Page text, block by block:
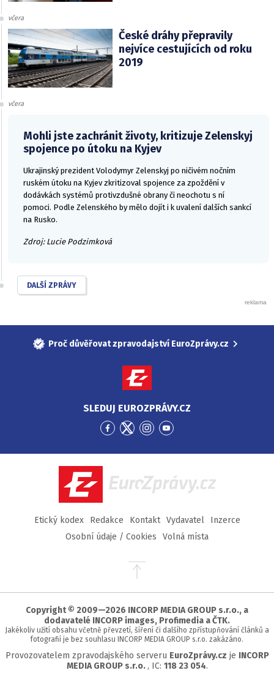
včera
České dráhy přepravily
nejvíce cestujících od roku
2019
včera
Mohli jste zachránit životy, kritizuje Zelenskyj
spojence po útoku na Kyjev
Ukrajinský prezident Volodymyr Zelenskyj po ničivém nočním
ruském útoku na Kyjev zkritizoval spojence za zpoždění v
dodávkách systémů protivzdušné obrany či neochotu s ní
pomoci. Podle Zelenského by mělo dojít i k uvalení dalších sankcí
na Rusko.
Zdroj: Lucie Podzimková
DALŠÍ ZPRÁVY
Proč důvěřovat zpravodajství EuroZprávy.cz
SLEDUJ EUROZPRÁVY.CZ
Přejít
Facebook
Přejít
Twitter
Přejít
Instagram
Přejít
YouTube
EuroZprávy.cz
Etický kodex Redakce Kontakt Vydavatel
Inzerce
Osobní údaje / Cookies
Volná místa
Přejít
stránky
Copyright © 2009—2026 INCORP MEDIA GROUP s.r.o., a
dodavatelé INCORP images, Profimedia a ČTK.
Jakékoliv užití obsahu včetně převzetí, šíření či dalšího zpřístupňování článků a
fotografií je bez souhlasu INCORP MEDIA GROUP s.r.o. zakázáno.
Provozovatelem zpravodajského serveru EuroZprávy.cz je INCORP
MEDIA GROUP s.r.o., IC: 118 23 054.